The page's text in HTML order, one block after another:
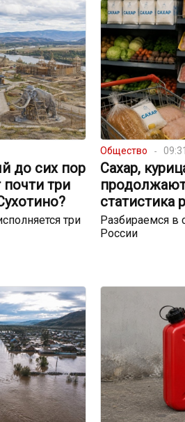
до сих пор
почти три
три
Общество 09:31
Сахар,
статистика
Разбираемся в
России